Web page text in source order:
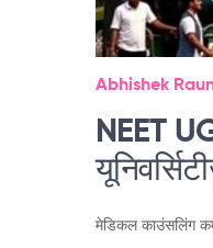
Abhishek
NEET
मेडिकल काउंसलिंग